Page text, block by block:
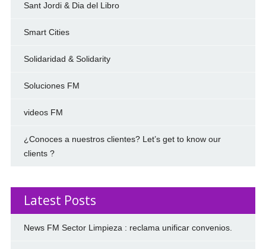
Sant Jordi & Dia del Libro
Smart Cities
Solidaridad & Solidarity
Soluciones FM
videos FM
¿Conoces a nuestros clientes? Let’s get to know our
clients ?
Latest Posts
News FM Sector Limpieza : reclama unificar convenios.